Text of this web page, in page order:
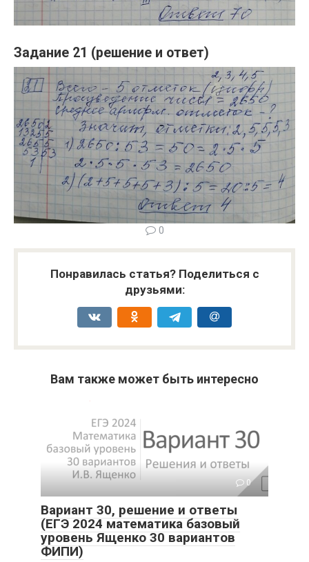
Задание 21 (решение и ответ)
0
Понравилась статья? Поделиться с
друзьями:
Вам также может быть интересно
0
Вариант 30, решение и ответы
(ЕГЭ 2024 математика базовый
уровень Ященко 30 вариантов
ФИПИ)